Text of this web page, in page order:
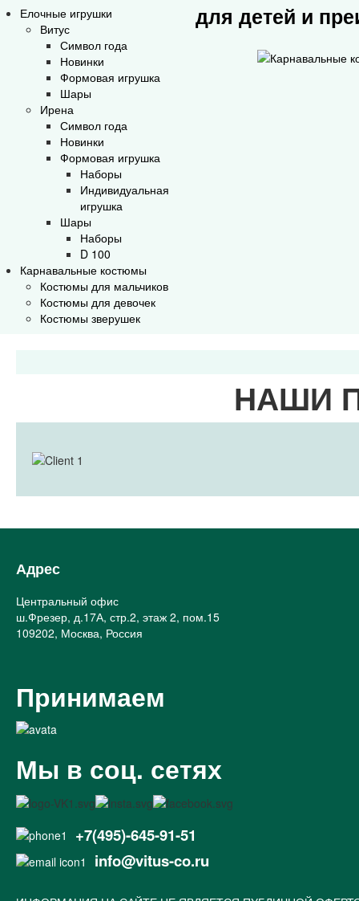
Елочные игрушки
Витус
Символ года
Новинки
Формовая игрушка
Шары
Ирена
Символ года
Новинки
Формовая игрушка
Наборы
Индивидуальная
игрушка
Шары
Наборы
D 100
Карнавальные костюмы
Костюмы для мальчиков
Костюмы для девочек
Костюмы зверушек
для детей и
НАШИ
Адрес
Центральный офис
ш.Фрезер, д.17А, стр.2, этаж 2, пом.15
109202, Москва, Россия
Принимаем
Мы в соц. сетях
+7(495)-645-91-51
info@vitus-co.ru